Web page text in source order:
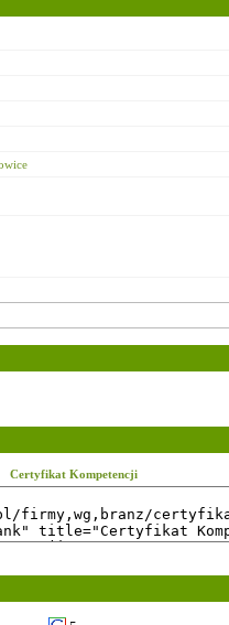
Certyfikat Kompetencji